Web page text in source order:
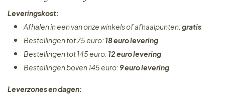
Leveringskost:
Afhalen in een van onze winkels of afhaalpunten:gratis
Bestellingen tot 75 euro: 18 euro levering
Bestellingen tot 145 euro: 12 euro levering
Bestellingen boven 145 euro: 9 euro levering
Leverzones en dagen: